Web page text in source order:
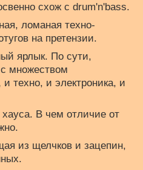
схож с drum'n'bass.
ломаная техно-
на претензии.
ярлык. По сути,
множеством
техно, и электроника, и
хауса. В чем отличие от
из щелчков и зацепин,